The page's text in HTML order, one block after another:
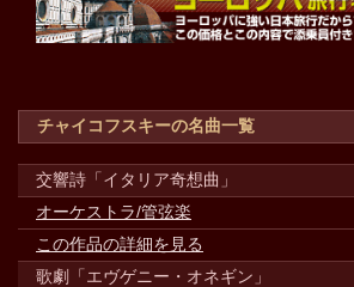
チャイコフスキーの名曲一覧
交響詩「イタリア奇想曲」
オーケストラ/管弦楽
この作品の詳細を見る
歌劇「エヴゲニー・オネギン」